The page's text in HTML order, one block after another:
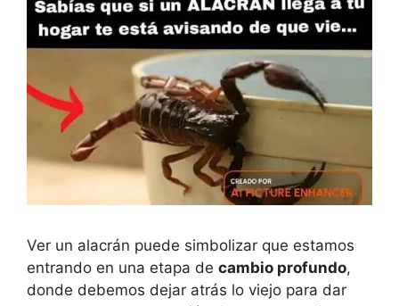
Ver un alacrán puede simbolizar que estamos
entrando en una etapa de cambio profundo,
donde debemos dejar atrás lo viejo para dar